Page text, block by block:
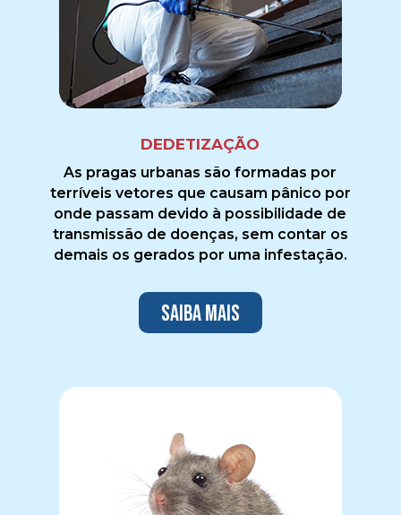
DEDETIZAÇÃO
As pragas urbanas são formadas por
terríveis vetores que causam pânico por
onde passam devido à possibilidade de
transmissão de doenças, sem contar os
demais os gerados por uma infestação.
Saiba mais